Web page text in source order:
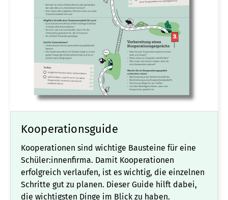
Kooperationsguide
Kooperationen sind wichtige Bausteine für eine
Schüler:innenfirma. Damit Kooperationen
erfolgreich verlaufen, ist es wichtig, die einzelnen
Schritte gut zu planen. Dieser Guide hilft dabei,
die wichtigsten Dinge im Blick zu haben.